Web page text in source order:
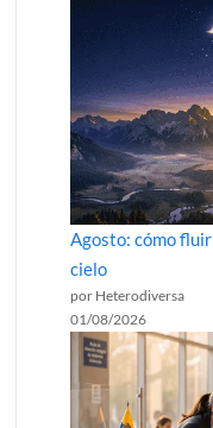
Agosto: cómo
cielo
por Heterodiversa
01/08/2026